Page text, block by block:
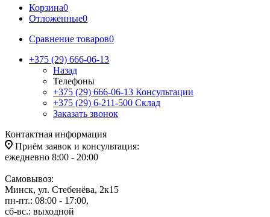
Корзина0
Отложенные0
Сравнение товаров0
+375 (29) 666-06-13
Назад
Телефоны
+375 (29) 666-06-13 Консультации
+375 (29) 6-211-500 Склад
Заказать звонок
Контактная информация
Приём заявок и консультация:
ежедневно 8:00 - 20:00
Самовывоз:
Минск, ул. Стебенёва, 2к15
пн-пт.: 08:00 - 17:00,
сб-вс.: выходной